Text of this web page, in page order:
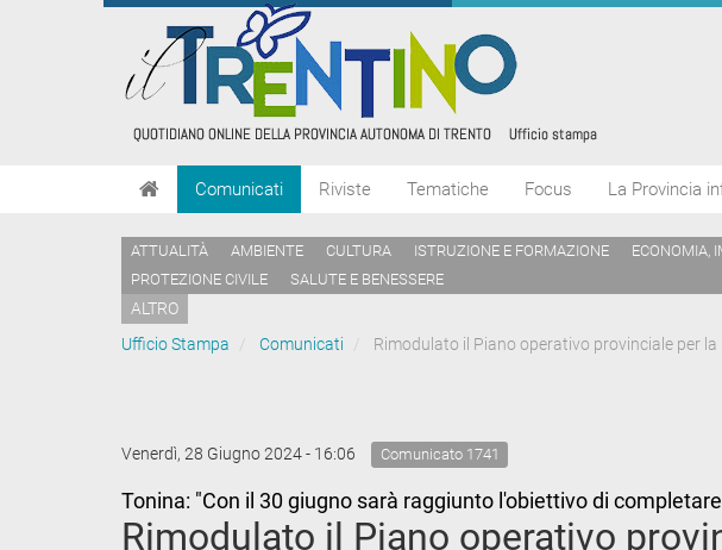
Comunicati Riviste Tematiche Focus La Provincia
ATTUALITÀ AMBIENTE CULTURA ISTRUZIONE E FORMAZIONE ECONOMIA,
PROTEZIONE CIVILE
SALUTE E BENESSERE
ALTRO
Ufficio Stampa
Comunicati Rimodulato il Piano operativo provinciale per la
Venerdì, 28 Giugno 2024 - 16:06 Comunicato 1741
Tonina: "Con il 30 giugno sarà raggiunto l'obiettivo di
Rimodulato il Piano operativo